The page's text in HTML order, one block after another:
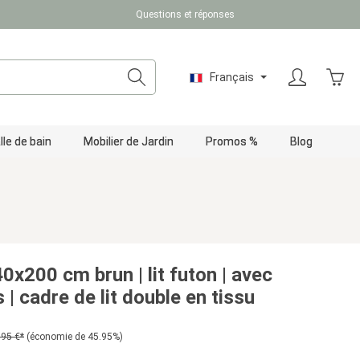
Questions et réponses
Français
de bain Mobilier de Jardin Promos % Blog
cm brun | lit futon | avec
| cadre de lit double en tissu
€* (économie de 45.95%)